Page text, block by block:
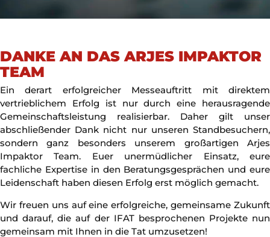
DANKE AN DAS ARJES IMPAKTOR
TEAM
Ein derart erfolgreicher Messeauftritt mit direktem
vertrieblichem Erfolg ist nur durch eine herausragende
Gemeinschaftsleistung realisierbar. Daher gilt unser
abschließender Dank nicht nur unseren Standbesuchern,
sondern ganz besonders unserem großartigen Arjes
Impaktor Team. Euer unermüdlicher Einsatz, eure
fachliche Expertise in den Beratungsgesprächen und eure
Leidenschaft haben diesen Erfolg erst möglich gemacht.
Wir freuen uns auf eine erfolgreiche, gemeinsame Zukunft
und darauf, die auf der IFAT besprochenen Projekte nun
gemeinsam mit Ihnen in die Tat umzusetzen!